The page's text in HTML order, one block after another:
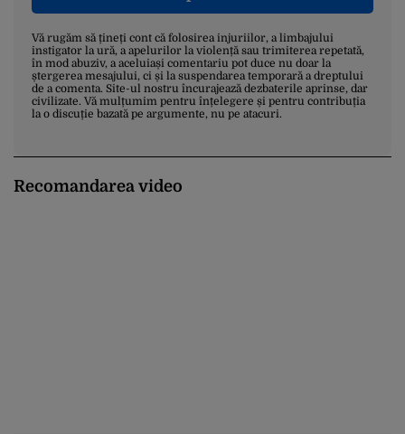
Vă rugăm să țineți cont că folosirea injuriilor, a limbajului
instigator la ură, a apelurilor la violență sau trimiterea repetată,
în mod abuziv, a aceluiași comentariu pot duce nu doar la
ștergerea mesajului, ci și la suspendarea temporară a dreptului
de a comenta. Site-ul nostru încurajează dezbaterile aprinse, dar
civilizate. Vă mulțumim pentru înțelegere și pentru contribuția
la o discuție bazată pe argumente, nu pe atacuri.
Recomandarea video